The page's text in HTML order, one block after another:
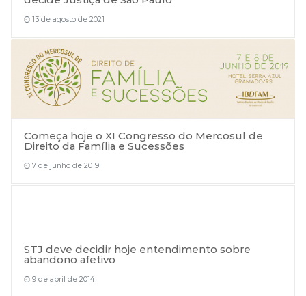
13 de agosto de 2021
Começa hoje o XI Congresso do Mercosul de
Direito da Família e Sucessões
7 de junho de 2019
STJ deve decidir hoje entendimento sobre
abandono afetivo
9 de abril de 2014